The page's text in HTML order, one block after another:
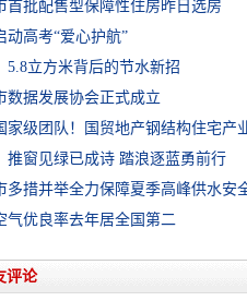
首批配售型保障性住房昨日选房
动高考“爱心护航”
5.8立方米背后的节水新招
数据发展协会正式成立
家级团队！国贸地产钢结构住宅产
推窗见绿已成诗 踏浪逐蓝勇前行
多措并举全力保障夏季高峰供水安
气优良率去年居全国第二
评论